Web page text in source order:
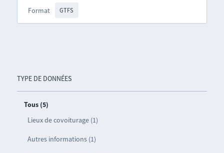
TYPE DE DONNÉES
Tous (5)
Lieux de covoiturage (1)
Autres informations (1)
Format GTFS